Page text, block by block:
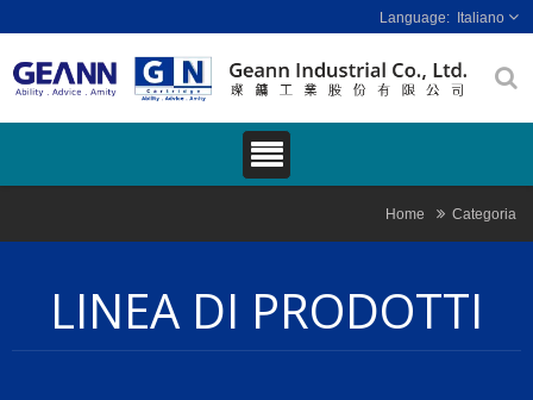
Italiano
Home Categoria
LINEA DI PRODOTTI